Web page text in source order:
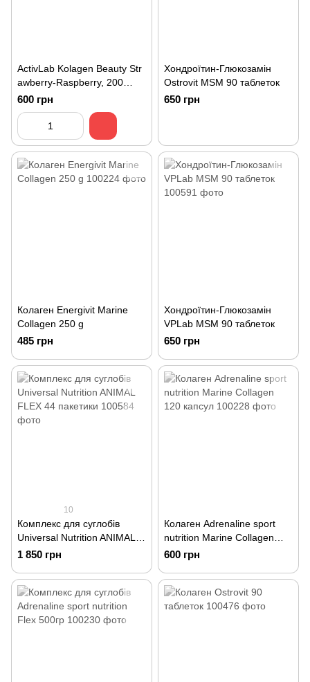
ActivLab Kolagen Beauty Str
awberry-Raspberry, 200
грам
600 грн
Хондроїтин-Глюкозамін
Ostrovit MSM 90 таблеток
650 грн
Колаген Energivit Marine
Collagen 250 g
485 грн
Хондроїтин-Глюкозамін
VPLab MSM 90 таблеток
650 грн
10
Комплекс для суглобів
Universal Nutrition ANIMAL
FLEX 44 пакетики
1 850 грн
Колаген Adrenaline sport
nutrition Marine Collagen
120 капсул
600 грн